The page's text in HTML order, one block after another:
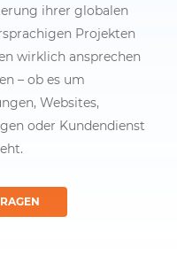
ihrer globalen
Projekten
wirklich ansprechen
– ob es um
Websites,
oder Kundendienst